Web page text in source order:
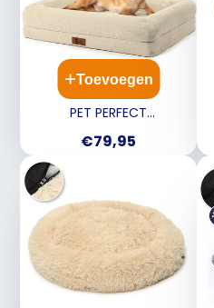
Toevoegen
PET PERFECT
Hondenmand Beige - L
Prijs
€79,95